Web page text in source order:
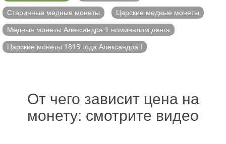
Старинные медные монеты Царские медные монеты
Медные монеты Александра 1 номиналом денга
Царские монеты 1815 года Александра I
От чего зависит цена на
монету: смотрите видео